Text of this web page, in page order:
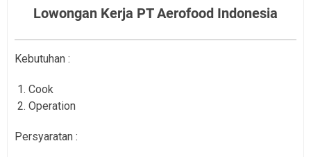
Lowongan Kerja PT Aerofood Indonesia
Kebutuhan :
Cook
Operation
Persyaratan :